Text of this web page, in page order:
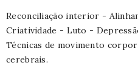
Reconciliação interior -
Criatividade - Luto -
Técnicas de movimento
cerebrais.